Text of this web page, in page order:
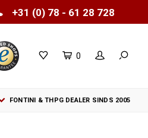
+31 (0) 78 - 61 28 728
0
FONTINI & THPG DEALER SINDS 2005